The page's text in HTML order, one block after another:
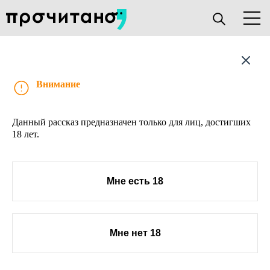
Внимание
Данный рассказ предназначен только для лиц, достигших
18 лет.
Мне есть 18
Мне нет 18